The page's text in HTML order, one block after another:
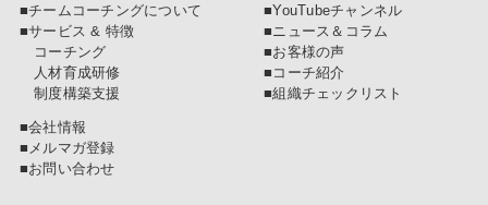
■チームコーチングについて
■サービス & 特徴
コーチング
人材育成研修
制度構築支援
■YouTubeチャンネル
■ニュース＆コラム
■お客様の声
■コーチ紹介
■組織チェックリスト
■会社情報
■メルマガ登録
■お問い合わせ